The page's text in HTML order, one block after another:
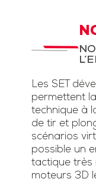
Les SET
permettent
technique à
de tir et
scénarios
possible un
tactique très
moteurs 3D